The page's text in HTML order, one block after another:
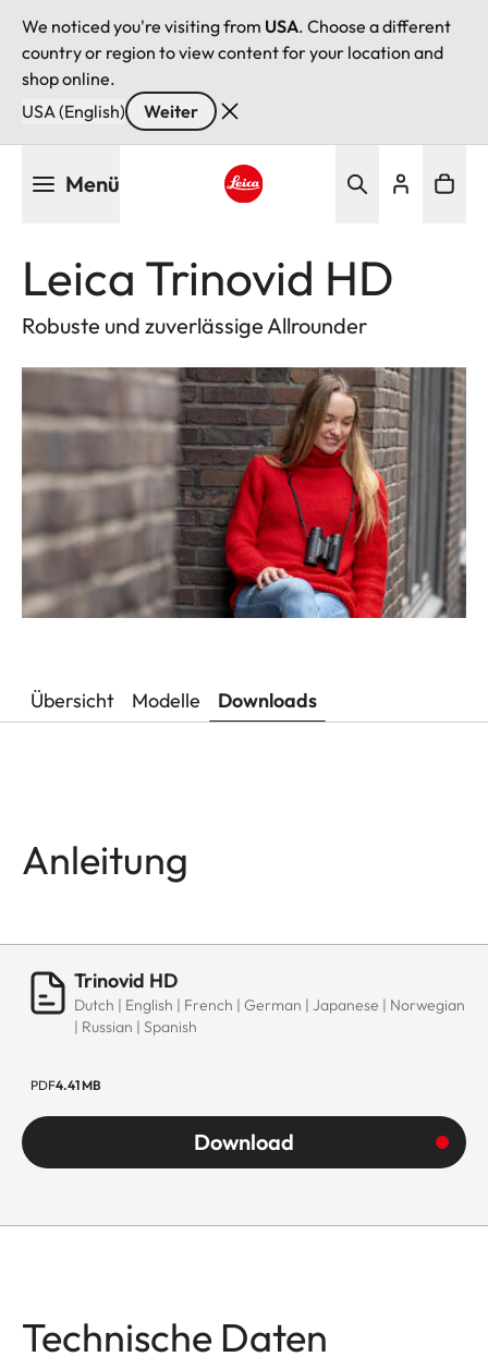
We noticed you're visiting from USA. Choose a different
country or region to view content for your location and
shop online.
USA (English)
Weiter
Menü
Leica Trinovid HD
Robuste und zuverlässige Allrounder
Übersicht Modelle Downloads
Anleitung
Trinovid HD
Dutch | English | French | German | Japanese | Norwegian
| Russian | Spanish
PDF4.41 MB
Download
Technische Daten